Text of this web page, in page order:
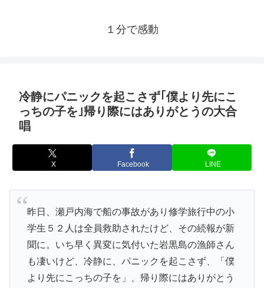
１分で感動
冷静にパニックを起こさず｢僕より先にこ
っちの子を｣帰り際にはありがとうの大合
唱
X Facebook LINE
昨日、瀬戸内海で船の事故があり修学旅行中の小
学生５２人は全員救助されたけど、その続報が新
聞に。いち早く異変に気付いた岩黒島の漁師さん
も凄いけど、冷静に、パニックを起こさず、「僕
より先にこっちの子を」、帰り際にはありがとう